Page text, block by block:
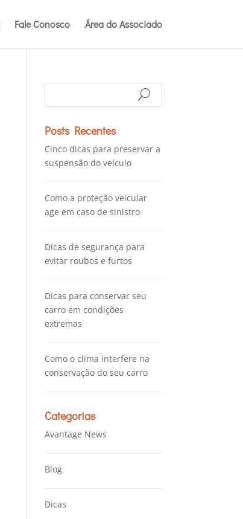
Fale Conosco Área do Associado
Posts Recentes
Cinco dicas para preservar a
suspensão do veículo
Como a proteção veicular
age em caso de sinistro
Dicas de segurança para
evitar roubos e furtos
Dicas para conservar seu
carro em condições
extremas
Como o clima interfere na
conservação do seu carro
Categorias
Avantage News
Blog
Dicas